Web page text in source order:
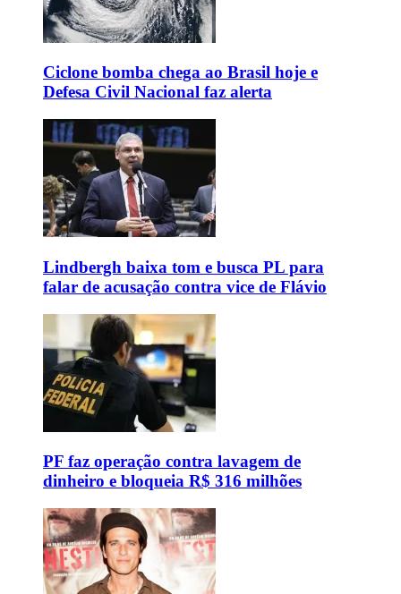
Ciclone bomba chega ao Brasil hoje e
Defesa Civil Nacional faz alerta
Lindbergh baixa tom e busca PL para
falar de acusação contra vice de Flávio
PF faz operação contra lavagem de
dinheiro e bloqueia R$ 316 milhões